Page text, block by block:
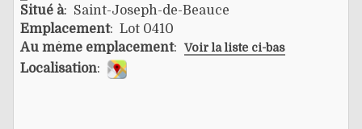
Situé à: Saint-Joseph-de-Beauce
Emplacement: Lot 0410
Au même emplacement: Voir la liste ci-bas
Localisation: